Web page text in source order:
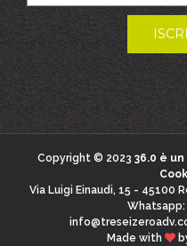
Copyright © 2023 36.0 è un
Via Luigi Einaudi, 15 - 45100
Whatsapp:
Made with